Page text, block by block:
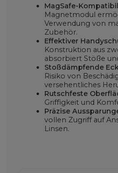
MagSafe-
Magnetmodul
Verwendung von
Zubehör.
Effektiver
Konstruktion aus
absorbiert Stöße
Stoßdämpfende
Risiko von
versehentliches
Rutschfeste
Griffigkeit und
Präzise
vollen Zugriff auf
Linsen.